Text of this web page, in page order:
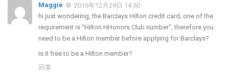
Maggie
2016年12月29日 14:50
hi just wondering, the Barclays Hilton credit card, one of the
requirement is “Hilton HHonors Club number”, therefore you
need to be a Hilton member before applying for Barclays?
Is it free to be a Hilton member?
回复